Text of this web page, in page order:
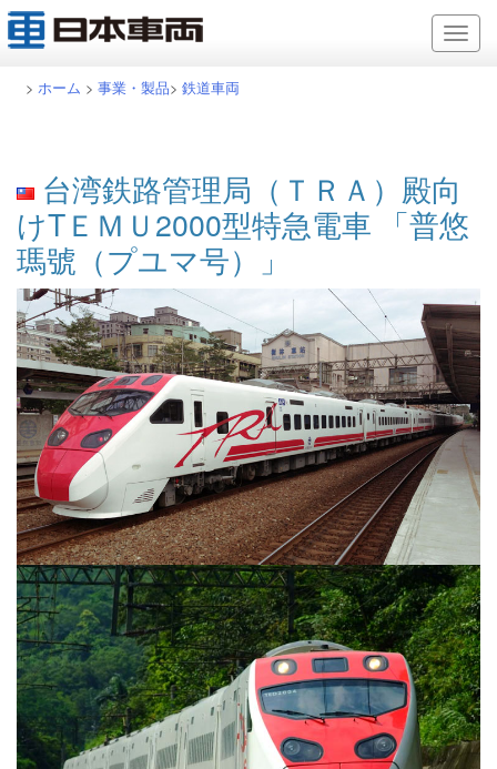
> ホーム > 事業・製品> 鉄道車両
台湾鉄路管理局（ＴＲＡ）殿向
けTＥＭＵ2000型特急電車 「普悠
瑪號（プユマ号）」